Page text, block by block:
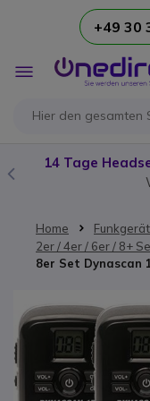
Zum Inhalt springen+49 30
Navigation
umschalten
14 Tage
Home
2er / 4er / 6er / 8+
8er Set Dynascan